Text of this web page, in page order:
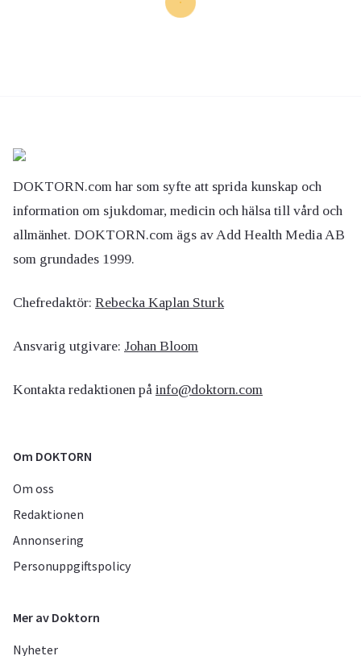
DOKTORN.com har som syfte att sprida kunskap och
information om sjukdomar, medicin och hälsa till vård och
allmänhet. DOKTORN.com ägs av Add Health Media AB
som grundades 1999.
Chefredaktör: Rebecka Kaplan Sturk
Ansvarig utgivare: Johan Bloom
Kontakta redaktionen på info@doktorn.com
Om DOKTORN
Om oss
Redaktionen
Annonsering
Personuppgiftspolicy
Mer av Doktorn
Nyheter